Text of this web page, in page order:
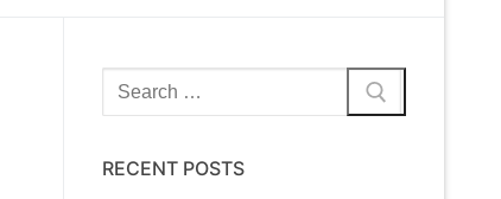
RECENT POSTS